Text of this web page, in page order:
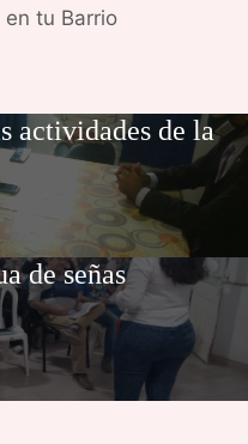
en tu Barrio
actividades de la
de señas